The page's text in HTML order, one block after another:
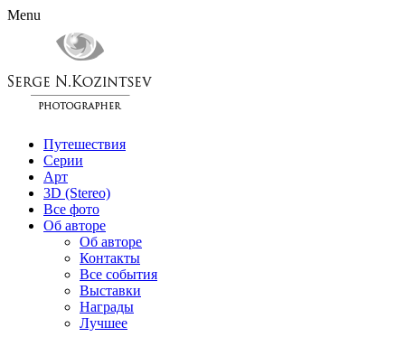
Menu
Путешествия
Серии
Арт
3D (Stereo)
Все фото
Об авторе
Об авторе
Контакты
Все события
Выставки
Награды
Лучшее